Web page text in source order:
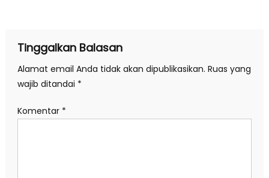
Tinggalkan Balasan
Alamat email Anda tidak akan dipublikasikan. Ruas yang
wajib ditandai *
Komentar *